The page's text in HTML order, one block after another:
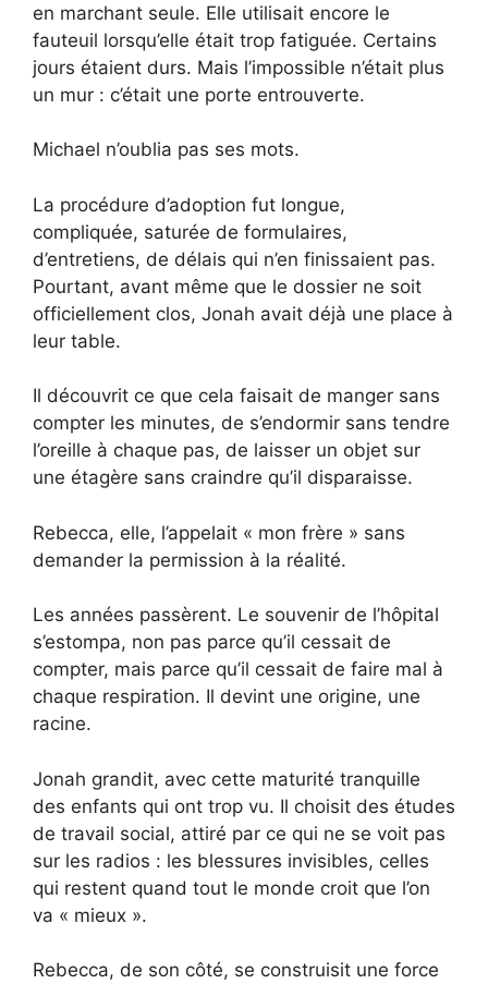
en marchant seule. Elle utilisait encore le
fauteuil lorsqu’elle était trop fatiguée. Certains
jours étaient durs. Mais l’impossible n’était plus
un mur : c’était une porte entrouverte.
Michael n’oublia pas ses mots.
La procédure d’adoption fut longue,
compliquée, saturée de formulaires,
d’entretiens, de délais qui n’en finissaient pas.
Pourtant, avant même que le dossier ne soit
officiellement clos, Jonah avait déjà une place à
leur table.
Il découvrit ce que cela faisait de manger sans
compter les minutes, de s’endormir sans tendre
l’oreille à chaque pas, de laisser un objet sur
une étagère sans craindre qu’il disparaisse.
Rebecca, elle, l’appelait « mon frère » sans
demander la permission à la réalité.
Les années passèrent. Le souvenir de l’hôpital
s’estompa, non pas parce qu’il cessait de
compter, mais parce qu’il cessait de faire mal à
chaque respiration. Il devint une origine, une
racine.
Jonah grandit, avec cette maturité tranquille
des enfants qui ont trop vu. Il choisit des études
de travail social, attiré par ce qui ne se voit pas
sur les radios : les blessures invisibles, celles
qui restent quand tout le monde croit que l’on
va « mieux ».
Rebecca, de son côté, se construisit une force